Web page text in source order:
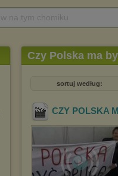
Czy Polska ma
sortuj według:
CZY POLSKA